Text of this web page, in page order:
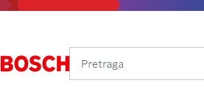
Pretraga